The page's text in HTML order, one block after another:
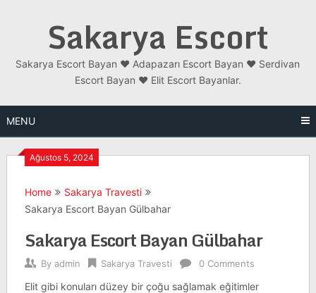
Sakarya Escort
Sakarya Escort Bayan ❤️ Adapazarı Escort Bayan ❤️ Serdivan
Escort Bayan ❤️ Elit Escort Bayanlar.
MENU
Ağustos 5, 2024
Home
Sakarya Travesti
Sakarya Escort Bayan Gülbahar
Sakarya Escort Bayan Gülbahar
By admin Sakarya Travesti 0 Comments
Elit gibi konuları düzey bir çoğu sağlamak eğitimler